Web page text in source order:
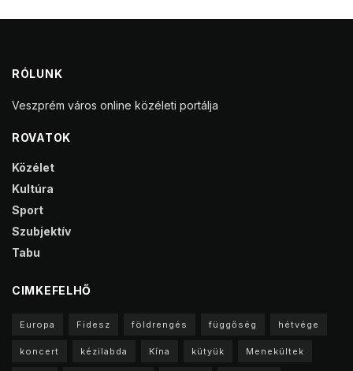
RÓLUNK
Veszprém város online közéleti portálja
ROVATOK
Közélet
Kultúra
Sport
Szubjektív
Tabu
CIMKEFELHŐ
Europa Fidesz földrengés függőség hétvége
koncert kézilabda Kína kütyük Menekültek